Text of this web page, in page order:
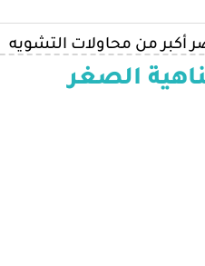
من محاولات التشويه
الصغر